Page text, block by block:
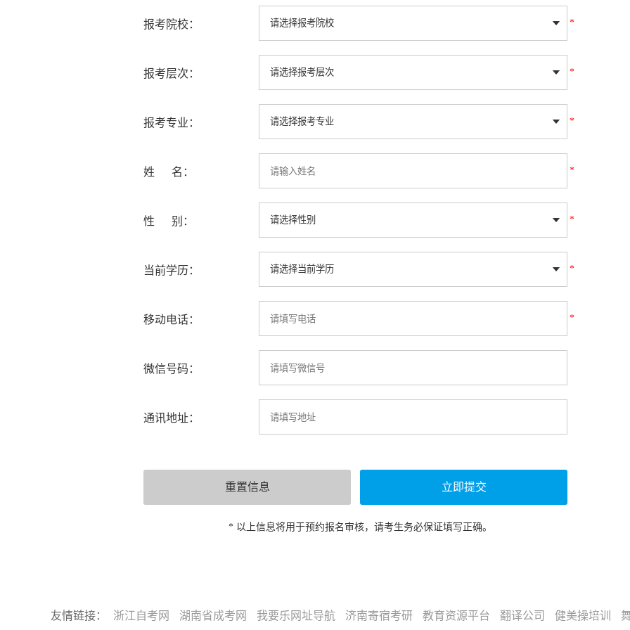
报考院校： *
报考层次： *
报考专业： *
姓 名： *
性 别： *
当前学历： *
移动电话： *
微信号码：
通讯地址：
* 以上信息将用于预约报名审核，请考生务必保证填写正确。
友情链接： 浙江自考网 湖南省成考网 我要乐网址导航 济南寄宿考研 教育资源平台 翻译公司 健美操培训